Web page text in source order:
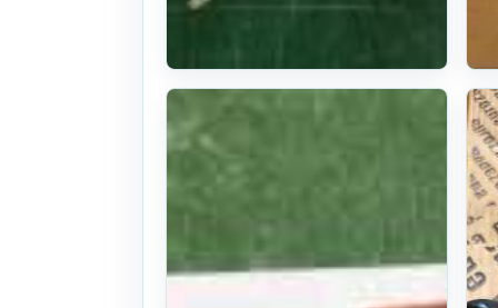
독일산 모우어
날, 유럽산 베
일러칼날 이태
리 챌리용 로